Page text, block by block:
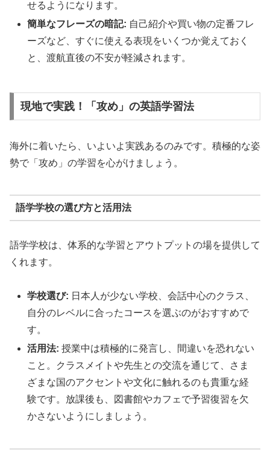
せるようになります。
簡単なフレーズの暗記: 自己紹介や買い物の定番フレ
ーズなど、すぐに使える表現をいくつか覚えておく
と、渡航直後の不安が軽減されます。
現地で実践！「攻め」の英語学習法
海外に着いたら、いよいよ実践あるのみです。積極的な姿
勢で「攻め」の学習を心がけましょう。
語学学校の選び方と活用法
語学学校は、体系的な学習とアウトプットの場を提供して
くれます。
学校選び: 日本人が少ない学校、会話中心のクラス、
自分のレベルに合ったコースを選ぶのがおすすめで
す。
活用法: 授業中は積極的に発言し、間違いを恐れない
こと。クラスメイトや先生との交流を通じて、さま
ざまな国のアクセントや文化に触れるのも貴重な経
験です。放課後も、図書館やカフェで予習復習を欠
かさないようにしましょう。